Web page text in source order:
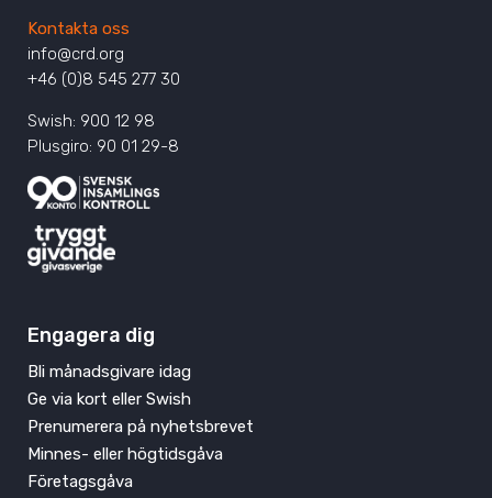
Kontakta oss
info@crd.org
+46 (0)8 545 277 30
Swish: 900 12 98
Plusgiro: 90 01 29-8
Engagera dig
Bli månadsgivare idag
Ge via kort eller Swish
Prenumerera på nyhetsbrevet
Minnes- eller högtidsgåva
Företagsgåva